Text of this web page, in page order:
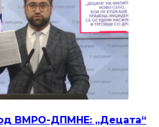
ВМРО-ДПМНЕ: „Децата“